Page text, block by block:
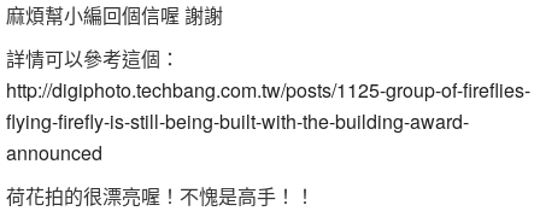
麻煩幫小編回個信喔 謝謝
詳情可以參考這個：
http://digiphoto.techbang.com.tw/posts/1125-group-of-fireflies-
flying-firefly-is-still-being-built-with-the-building-award-
announced
荷花拍的很漂亮喔！不愧是高手！！